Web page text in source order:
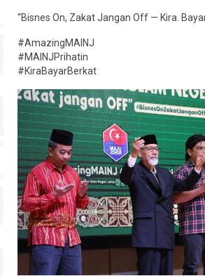
“Bisnes On, Zakat Jangan Off — Kira.
#AmazingMAINJ
#MAINJPrihatin
#KiraBayarBerkat